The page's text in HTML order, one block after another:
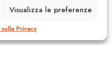
Visualizza le preferenze
Privacy